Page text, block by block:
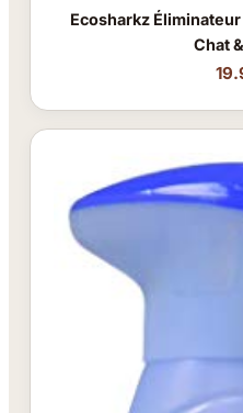
Ecosharkz
Chat